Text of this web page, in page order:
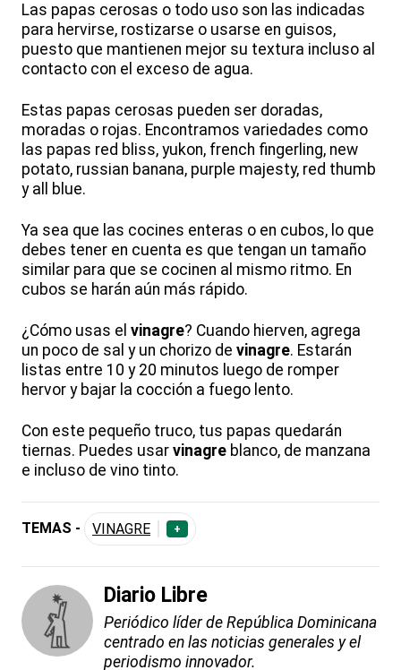
Las papas cerosas o todo uso son las indicadas
para hervirse, rostizarse o usarse en guisos,
puesto que mantienen mejor su textura incluso al
contacto con el exceso de agua.
Estas papas cerosas pueden ser doradas,
moradas o rojas. Encontramos variedades como
las papas red bliss, yukon, french fingerling, new
potato, russian banana, purple majesty, red thumb
y all blue.
Ya sea que las cocines enteras o en cubos, lo que
debes tener en cuenta es que tengan un tamaño
similar para que se cocinen al mismo ritmo. En
cubos se harán aún más rápido.
¿Cómo usas el vinagre? Cuando hierven, agrega
un poco de sal y un chorizo de vinagre. Estarán
listas entre 10 y 20 minutos luego de romper
hervor y bajar la cocción a fuego lento.
Con este pequeño truco, tus papas quedarán
tiernas. Puedes usar vinagre blanco, de manzana
e incluso de vino tinto.
TEMAS - VINAGRE +
Diario Libre
Periódico líder de República Dominicana
centrado en las noticias generales y el
periodismo innovador.